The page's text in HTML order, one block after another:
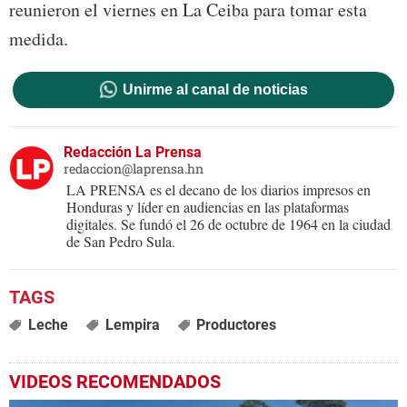
reunieron el viernes en La Ceiba para tomar esta
medida.
Unirme al canal de noticias
Redacción La Prensa
redaccion@laprensa.hn
LA PRENSA es el decano de los diarios impresos en
Honduras y líder en audiencias en las plataformas
digitales. Se fundó el 26 de octubre de 1964 en la ciudad
de San Pedro Sula.
Leche Lempira Productores
VIDEOS RECOMENDADOS